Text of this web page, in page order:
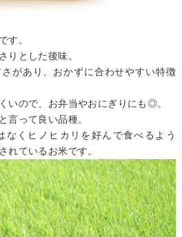
す。
りとした後味。
があり、おかずに合わせやすい特徴
いので、お弁当やおにぎりにも◎。
言って良い品種。
なくヒノヒカリを好んで食べるよう
れているお米です。